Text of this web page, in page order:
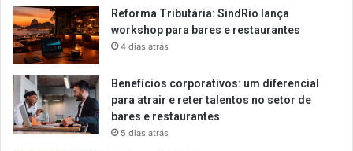
Reforma Tributária: SindRio lança
workshop para bares e restaurantes
4 dias atrás
Benefícios corporativos: um diferencial
para atrair e reter talentos no setor de
bares e restaurantes
5 dias atrás